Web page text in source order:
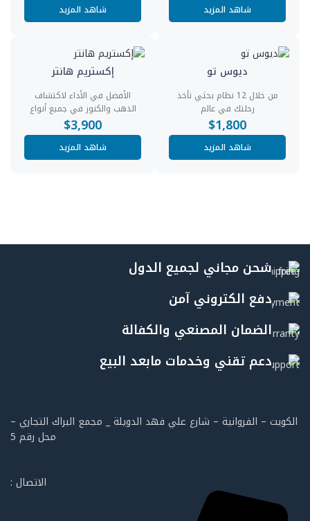
شاهد المزيد شاهد المزيد
ديوس تو
شاهد المزيد
$1,800
من خلال 12 نظام بحثي تأخذ
رحلتك في عالم
إكستريم هانتر
شاهد المزيد
$3,900
الأفضل في الأداء لاكتشاف
الذهب والكنوز في جميع أنواع
شحن مجاني لجميع الدول
دفع الكتروني آمن
الضمان المصنعي والكفالة
دعم تقني وخدمات مابعد البيع
الكويت – الفروانية – شارع علي فهد الدويلة _ مجمع البراك التجاري –
محل رقم 5
الاتصال :